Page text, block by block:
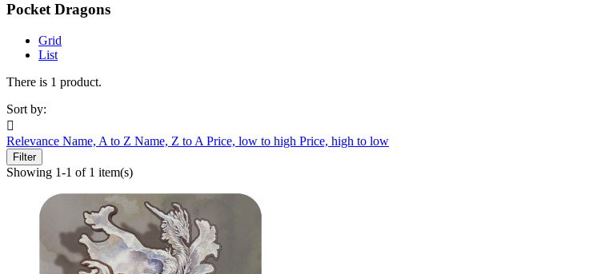
Pocket Dragons
Grid
List
There is 1 product.
Sort by:

Relevance Name, A to Z Name, Z to A Price, low to high Price, high to low
Filter
Showing 1-1 of 1 item(s)